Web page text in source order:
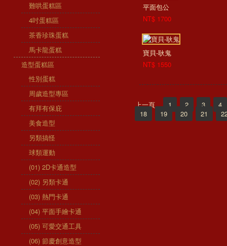
難哄蛋糕區
4吋蛋糕區
茶香珍珠蛋糕
馬卡龍蛋糕
造型蛋糕區
性別蛋糕
周歲造型專區
有拜有保庇
美食造型
另類搞怪
球類運動
(01) 2D卡通造型
(02) 另類卡通
(03) 熱門卡通
(04) 平面手繪卡通
(05) 可愛交通工具
(06) 節慶創意造型
平面包公
NT$ 1700
寶貝-耿鬼
NT$ 1550
上一頁 1 2 3
4
18
19 20 21